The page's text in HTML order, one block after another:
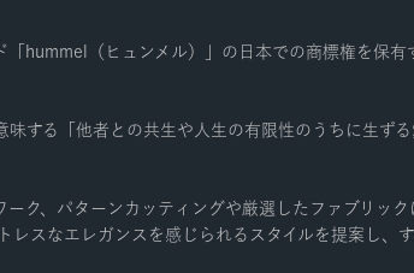
hummel（ヒュンメル）」の日本での商標権を保有
する「他者との共生や人生の有限性のうちに生ず
ク、パターンカッティングや厳選したファブリッ
レスなエレガンスを感じられるスタイルを提案し、